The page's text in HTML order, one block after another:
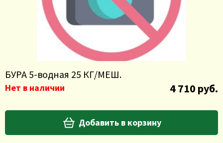
БУРА 5-водная 25 КГ/МЕШ.
Нет в наличии 4 710 руб.
Добавить в корзину